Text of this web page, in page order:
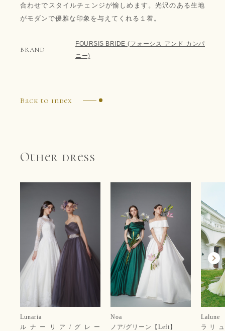
合わせでスタイルチェンジが愉しめます。光沢のある生地
がモダンで優雅な印象を与えてくれる１着。
BRAND
FOURSIS BRIDE (フォーシス アンド カンパ
ニー)
Back to index
Other dress
Lunaria
ルナーリア/グレー
Noa
ノア/グリーン【Left】
Lalune
ラリ